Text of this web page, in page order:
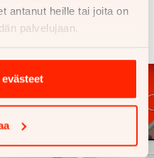
antanut heille tai joita on
palvelujaan.